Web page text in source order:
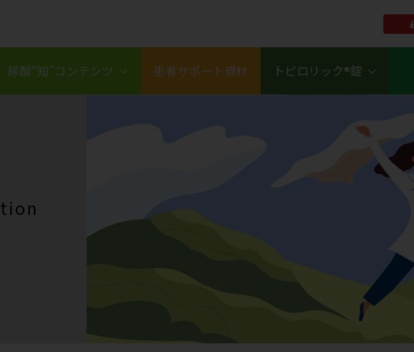
尿酸“知”コンテンツ 患者サポート資材 トピロリック®錠